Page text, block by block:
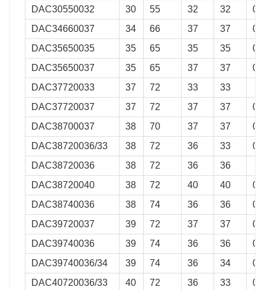
DAC30550032
30 55 32 32
DAC34660037
34 66 37 37
0,5
DAC35650035
35 65 35 35
0.4
DAC35650037
35 65 37 37
DAC37720033
37 72 33
33
DAC37720037
37 72 37 37
DAC38700037
38 70 37 37
DAC38720036/33
38 72 36 33
DAC38720036
38 72 36
36
DAC38720040
38 72 40 40
DAC38740036
38 74 36 36
DAC39720037
39 72 37 37
0.6
DAC39740036
39 74 36 36
DAC39740036/34
39 74 36 34
DAC40720036/33
40 72 36 33
VKBA3596
516012
VKBA 6831
510072
VKBA 1460
512405
VKBA 3617
512416
VKBA 3556
512469
VKBA 6556
512494
VKBA 3907
512510
VKBA 6520
512554
VKBA 3656
512568
VKBA 3981
513335
VKBA 3532
513338
VKBA 3658
513365
VKBA 3554
513366
VKBA 3786
513389